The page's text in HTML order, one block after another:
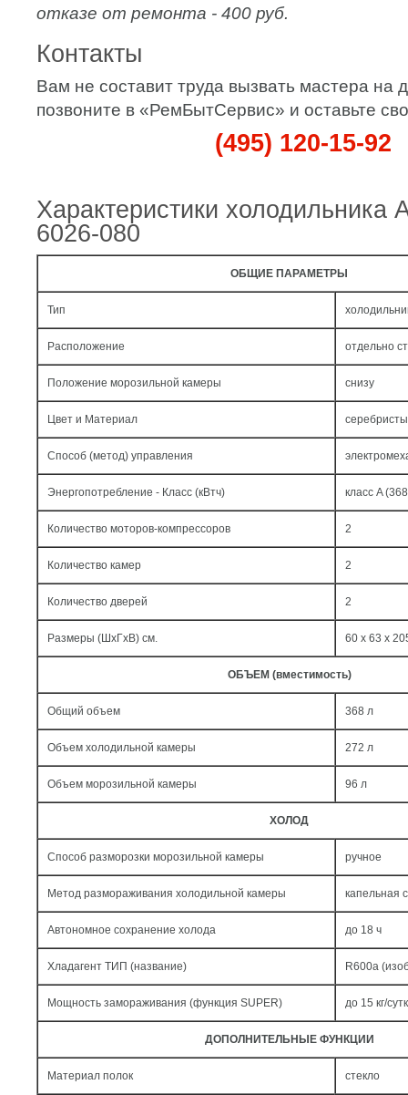
отказе от ремонта - 400 руб.
Контакты
Вам не составит труда вызвать мастера на
позвоните в «РемБытСервис» и оставьте
(495) 120-15-92
Характеристики холодильника
6026-080
ОБЩИЕ ПАРАМЕТРЫ
Тип
Расположение отдельно
Положение морозильной камеры снизу
Цвет и Материал
Способ (метод) управления
Энергопотребление - Класс (кВтч) класс A
Количество моторов-компрессоров 2
Количество камер 2
Количество дверей 2
Размеры (ШxГxВ) см. 60 x 63 x
ОБЪЕМ (вместимость)
Общий объем 368 л
Объем холодильной камеры 272 л
Объем морозильной камеры 96 л
ХОЛОД
Способ разморозки морозильной камеры ручное
Метод размораживания холодильной камеры капельная
Автономное сохранение холода до 18 ч
Хладагент ТИП (название) R600a
Мощность замораживания (функция SUPER) до 15 кг/
ДОПОЛНИТЕЛЬНЫЕ ФУНКЦИИ
Материал полок стекло